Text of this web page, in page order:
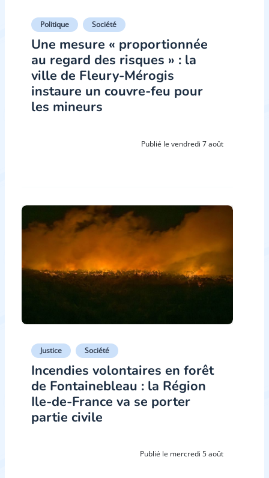
Politique Société
Une mesure « proportionnée
au regard des risques » : la
ville de Fleury-Mérogis
instaure un couvre-feu pour
les mineurs
Publié le vendredi 7 août
Justice Société
Incendies volontaires en forêt
de Fontainebleau : la Région
Ile-de-France va se porter
partie civile
Publié le mercredi 5 août